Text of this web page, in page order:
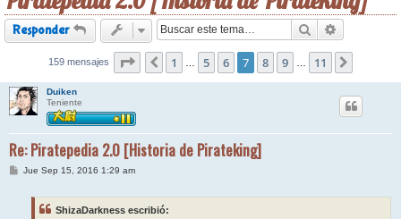
Responder Buscar
159 mensajes Página de 11
Anterior
1 5 6 7 8 9 11
Duiken
Teniente
Re: Piratepedia 2.0 [Historia de Pirateking]
M
Jue Sep 15, 2016 1:29 am
ShizaDarkness escribió: